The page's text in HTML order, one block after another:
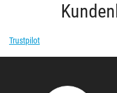
Trustpilot